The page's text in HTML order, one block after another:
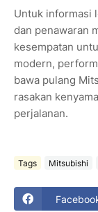
Untuk informasi
dan penawaran
kesempatan
modern,
bawa pulang
rasakan
perjalanan.
Tags Mitsubishi